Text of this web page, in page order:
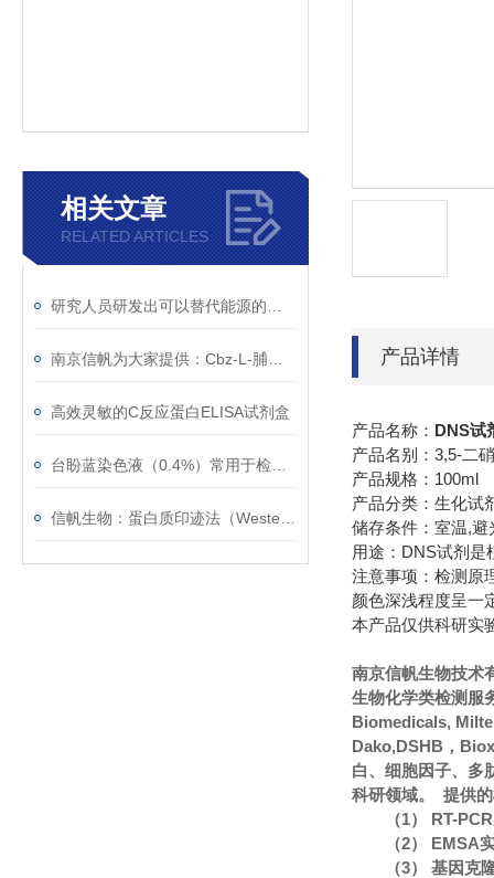
相关文章
RELATED ARTICLES
高效灵敏的C反应蛋白ELISA试剂盒
产品详情
产品名称： DNS试
产品名别：3,5-二
产品规格：100ml
产品分类：生化试
储存条件：室温,避
用途：DNS试剂是
注意事项：检测原
颜色深浅程度呈一
本产品仅供科研实
南京信帆生物技术
生物化学类检测服
Biomedicals,
Dako,DSHB，
白、细胞因子、多
科研领域。 提供
（1） RT-
（2） EMSA
（3） 基因克